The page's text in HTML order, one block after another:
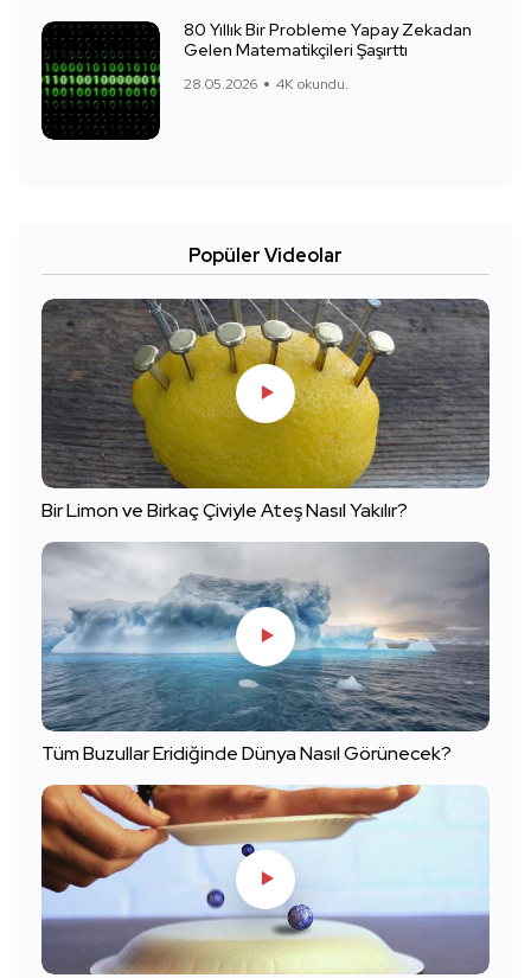
80 Yıllık Bir Probleme Yapay Zekadan
Gelen Matematikçileri Şaşırttı
28.05.2026 4K okundu.
Popüler Videolar
Bir Limon ve Birkaç Çiviyle Ateş Nasıl Yakılır?
Tüm Buzullar Eridiğinde Dünya Nasıl Görünecek?